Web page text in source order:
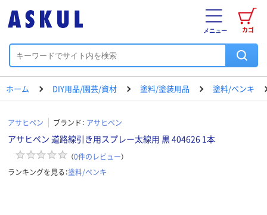
カゴ
メニュー
ホーム DIY用品/園芸/資材 塗料/塗装用品 塗料/ペンキ
アサヒペン ブランド： アサヒペン
アサヒペン 道路線引き用スプレー太線用 黒 404626 1本
（0件のレビュー）
ランキングを見る：塗料/ペンキ